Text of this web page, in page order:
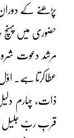
پڑھنے کے دوران
حضوری میں
مرشد دعوت
عطاکرتا ہے۔ اوّل
ذات، چہارم
قربِ ربّ جلیل